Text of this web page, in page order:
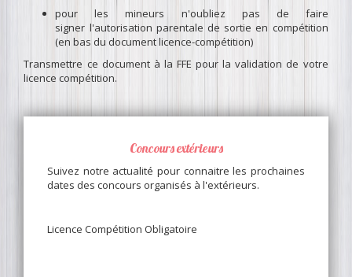
pour les mineurs n'oubliez pas de faire
signer l'autorisation parentale de sortie en compétition
(en bas du document licence-compétition)
Transmettre ce document à la FFE pour la validation de votre
licence compétition.
Concours extérieurs
Suivez notre actualité pour connaitre les prochaines
dates des concours organisés à l'extérieurs.
Licence Compétition Obligatoire